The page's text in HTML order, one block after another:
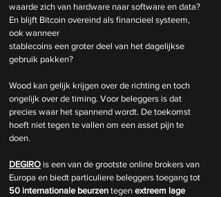
waarde zich van hardware naar software en data?
En blijft Bitcoin overeind als financieel systeem,
ook wanneer
stablecoins een groter deel van het dagelijkse
gebruik pakken?
Wood kan gelijk krijgen over de richting en toch
ongelijk over de timing. Voor beleggers is dat
precies waar het spannend wordt. De toekomst
hoeft niet tegen te vallen om een asset pijn te
doen.
DEGIRO is een van de grootste online brokers van
Europa en biedt particuliere beleggers toegang tot
50 internationale beurzen tegen extreem lage